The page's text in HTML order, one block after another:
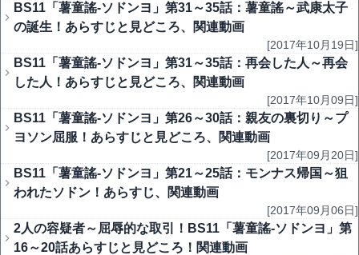
BS11「薯童謠-ソドンヨ」第31～35話：薯童謠～武康太子
の誕生！あらすじと見どころ、関連動画
[2017年10月19日]
BS11「薯童謠-ソドンヨ」第31～35話：再会した人～再会
した人！あらすじと見どころ、関連動画
[2017年10月09日]
BS11「薯童謠-ソドンヨ」第26～30話：親友の裏切り～プ
ヨソン屈服！あらすじと見どころ、関連動画
[2017年09月20日]
BS11「薯童謠-ソドンヨ」第21～25話：モンナス帰国～狙
われたソドン！あらすじ、関連動画
[2017年09月06日]
2人の容疑者～屈辱的な取引！BS11「薯童謠-ソドンヨ」第
16～20話あらすじと見どころ！関連動画